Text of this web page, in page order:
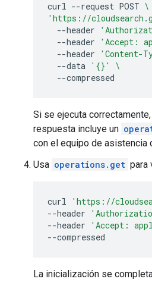
curl --request POST \
'https://
--header
--header
'Accept:
--header
'Content-
--data '{}'
\
Si se ejecuta
respuesta incluye un
con el equipo de asistencia
Usa operations.get para
curl
'https://
--header
--header
'Accept:
La inicialización se